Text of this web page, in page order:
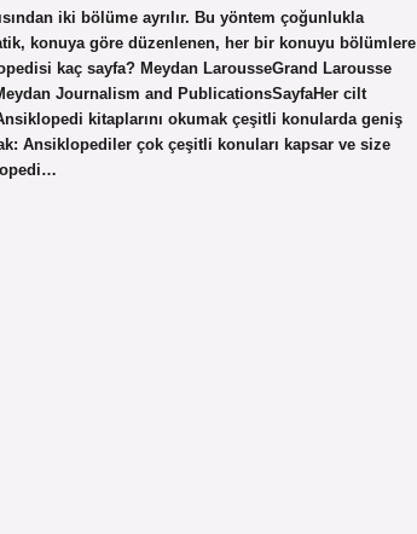
iki bölüme ayrılır. Bu yöntem çoğunlukla
konuya göre düzenlenen, her bir konuyu bölümlere
kaç sayfa? Meydan LarousseGrand Larousse
Journalism and PublicationsSayfaHer cilt
kitaplarını okumak çeşitli konularda geniş
Ansiklopediler çok çeşitli konuları kapsar ve size